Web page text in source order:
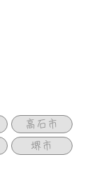
高石市
堺市